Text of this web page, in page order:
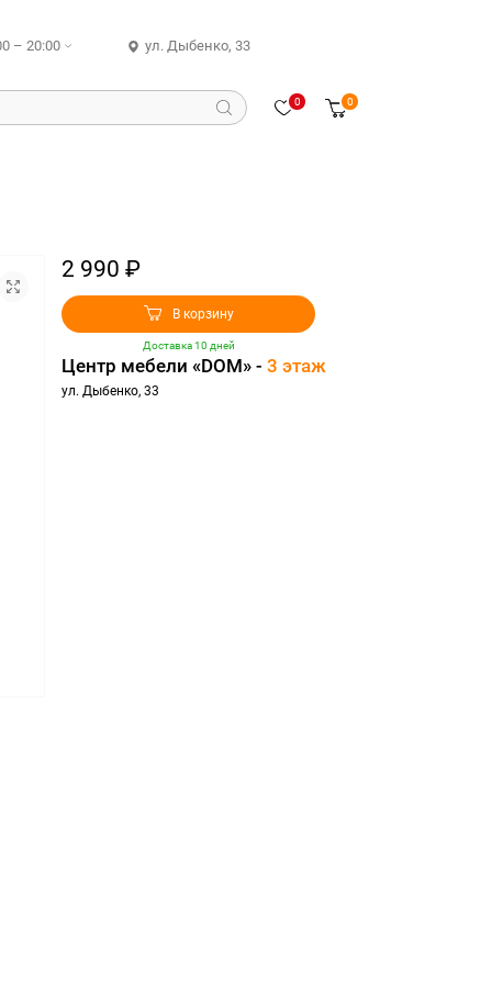
– 20:00 ул. Дыбенко, 33
0 0
2 990 ₽
В корзину
Доставка 10 дней
Центр мебели «DOM» - 3 этаж
ул. Дыбенко, 33